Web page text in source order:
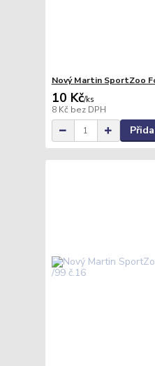
Nový Martin SportZoo
10 Kč/ks
8 Kč bez DPH